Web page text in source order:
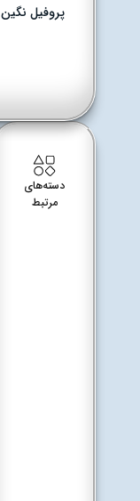
دسته‌های
مرتبط
پروفیل نگین